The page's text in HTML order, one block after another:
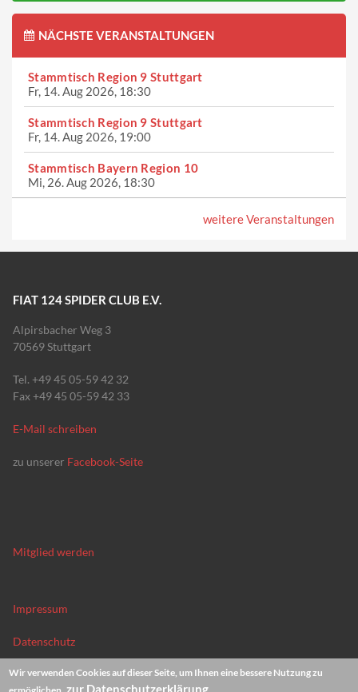
NÄCHSTE VERANSTALTUNGEN
Stammtisch Region 9 Stuttgart
Fr, 14. Aug 2026, 18:30
Stammtisch Region 9 Stuttgart
Fr, 14. Aug 2026, 19:00
Stammtisch Bayern Region 10
Mi, 26. Aug 2026, 18:30
weitere Veranstaltungen
FIAT 124 SPIDER CLUB E.V.
Alpirsbacher Weg 3
70569 Stuttgart
Tel. +49 45 05-59 42 32
Fax +49 45 05-59 42 33
E-Mail schreiben
zu unserer Facebook-Seite
Mitglied werden
Impressum
Datenschutz
News-Archiv
Wir verwenden Cookies auf dieser Seite, um Ihnen eine bessere Nutzung zu
zur Datenschutzerklärung